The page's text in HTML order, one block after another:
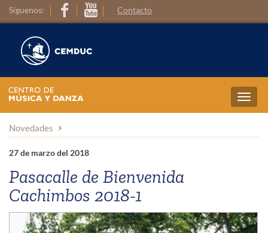
Síguenos: Contacto
Novedades
27 de marzo del 2018
Pasacalle de Bienvenida
Cachimbos 2018-1